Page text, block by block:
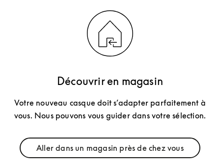
Découvrir en magasin
Votre nouveau casque doit s’adapter parfaitement à
vous. Nous pouvons vous guider dans votre sélection.
Aller dans un magasin près de chez vous
Link Opens in New Tab